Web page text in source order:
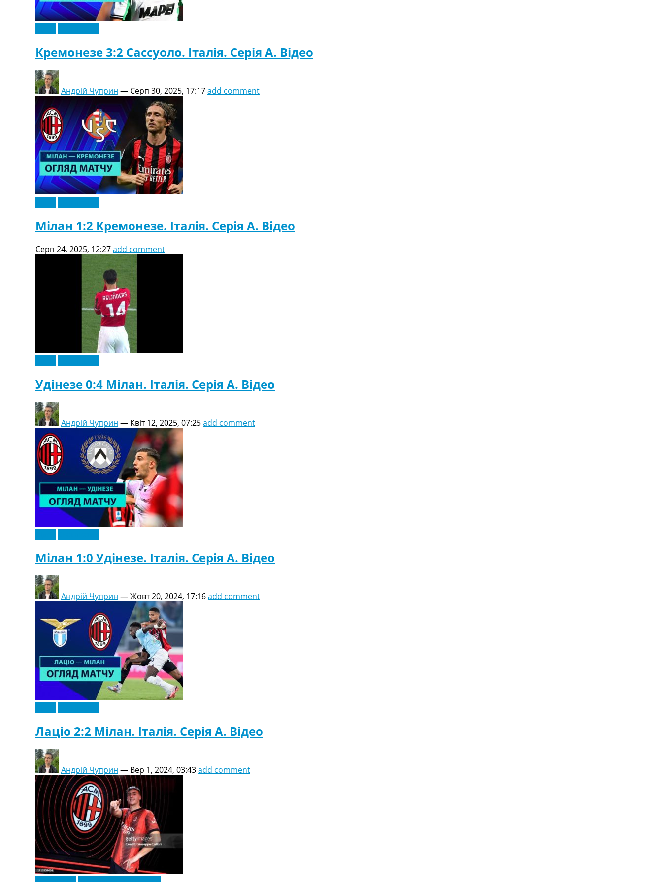
Кремонезе 3:2 Сассуоло. Італія. Серія A. Відео
Андрій Чуприн — Серп 30, 2025, 17:17add comment
Мілан 1:2 Кремонезе. Італія. Серія A. Відео
Серп 24, 2025, 12:27add comment
Удінезе 0:4 Мілан. Італія. Серія A. Відео
Андрій Чуприн — Квіт 12, 2025, 07:25add comment
Мілан 1:0 Удінезе. Італія. Серія A. Відео
Андрій Чуприн —Жовт 20, 2024, 17:16add comment
Лаціо 2:2 Мілан. Італія. Серія A. Відео
Андрій Чуприн — Вер 1, 2024, 03:43add comment